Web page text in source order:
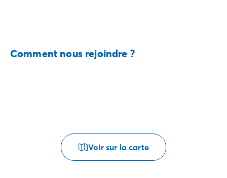
Comment nous rejoindre ?
Voir sur la carte